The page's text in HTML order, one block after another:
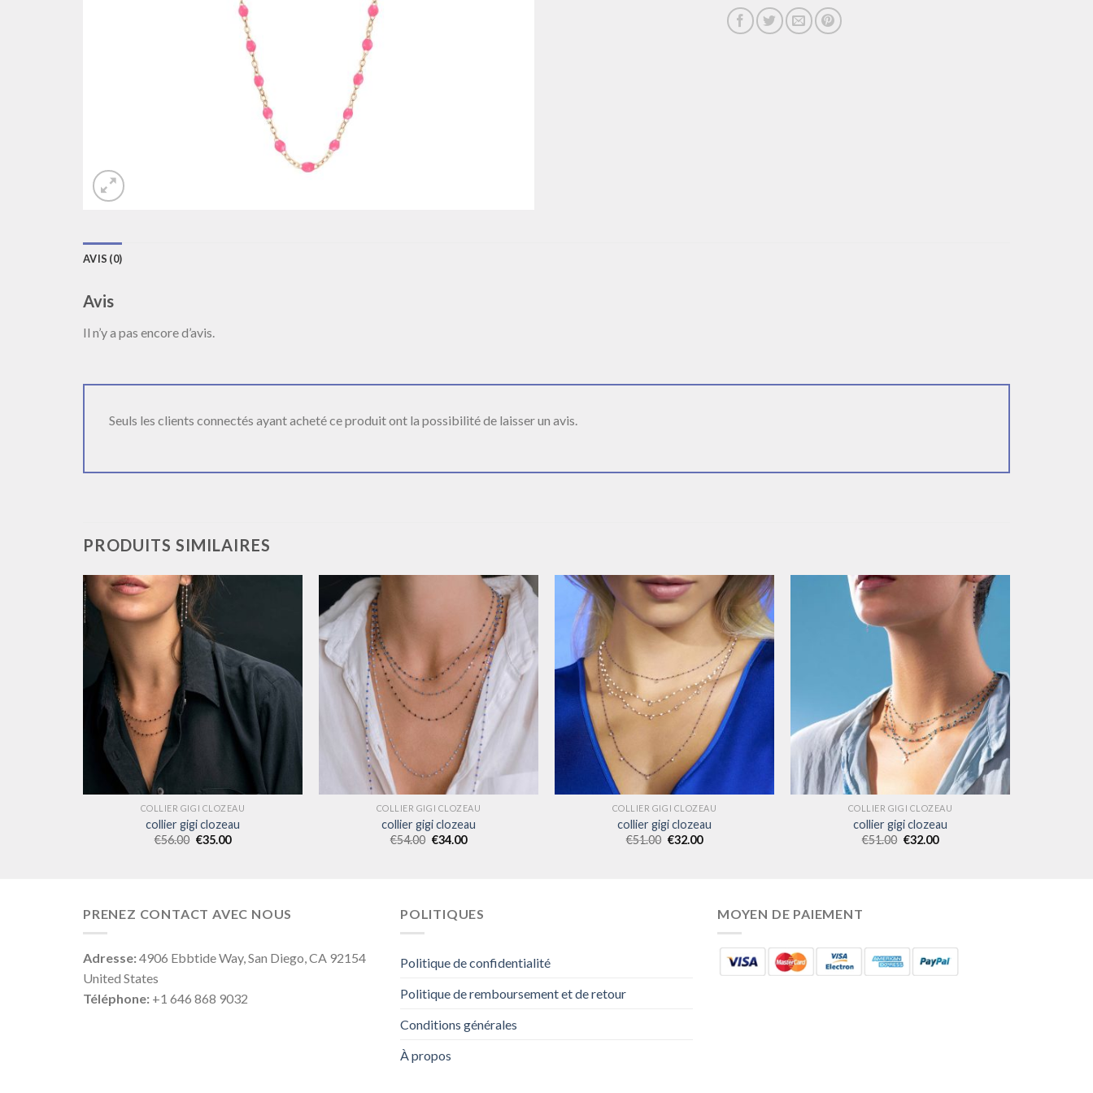
AVIS (0)
Avis
Il n’y a pas encore d’avis.
Seuls les clients connectés ayant acheté ce produit ont la possibilité de laisser un avis.
PRODUITS SIMILAIRES
COLLIER GIGI CLOZEAU
collier gigi clozeau
€56.00 €35.00
COLLIER GIGI CLOZEAU
collier gigi clozeau
€54.00 €34.00
COLLIER GIGI CLOZEAU
collier gigi clozeau
€51.00 €32.00
COLLIER GIGI CLOZEAU
collier gigi clozeau
€51.00 €32.00
PRENEZ CONTACT AVEC NOUS
Adresse:4906 Ebbtide Way, San Diego, CA 92154
United States
Téléphone: +1 646 868 9032
POLITIQUES
Politique de confidentialité
Politique de remboursement et de retour
Conditions générales
À propos
MOYEN DE PAIEMENT